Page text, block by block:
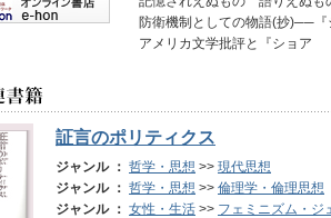
防衛機制としての物語(抄)──
アメリカ文学批評と『ショア
証言のポリティクス
ジャンル ： 哲学・思想 >> 現代思想
ジャンル ： 哲学・思想 >> 倫理学・倫理思想
ジャンル ： 女性・生活 >> フェミニズム・ジ